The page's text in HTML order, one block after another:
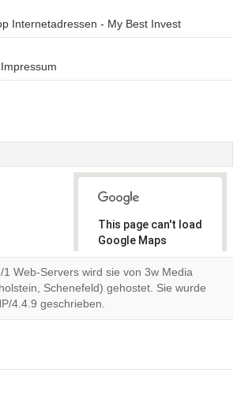
Internetadressen - My Best Invest
This page can't load
Google Maps
correctly.
Do you
1 Web-Servers wird sie von 3w Media
Schenefeld) gehostet. Sie wurde
4.4.9 geschrieben.